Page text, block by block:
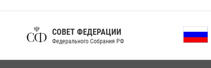
СОВЕТ ФЕДЕРАЦИИ
Федерального Собрания РФ